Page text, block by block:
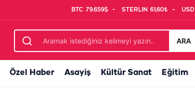
BTC 79.659$ STERLIN 61,60₺ USD
ARA
Özel Haber Asayiş Kültür Sanat Eğitim